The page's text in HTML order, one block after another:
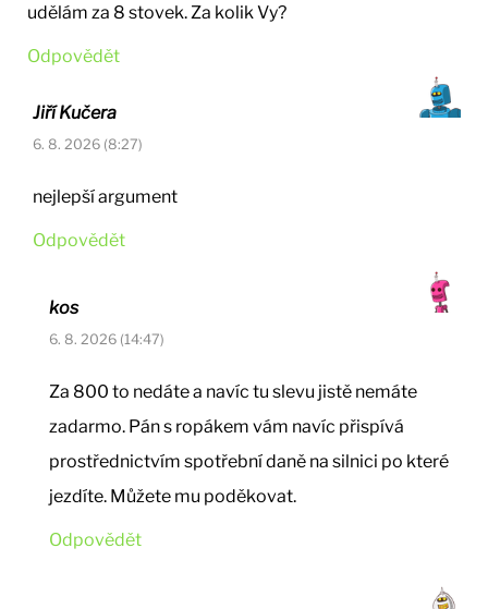
udělám za 8 stovek. Za kolik Vy?
Odpovědět
Jiří Kučera
6. 8. 2026 (8:27)
nejlepší argument
Odpovědět
kos
6. 8. 2026 (14:47)
Za 800 to nedáte a navíc tu slevu jistě nemáte
zadarmo. Pán s ropákem vám navíc přispívá
prostřednictvím spotřební daně na silnici po které
jezdíte. Můžete mu poděkovat.
Odpovědět